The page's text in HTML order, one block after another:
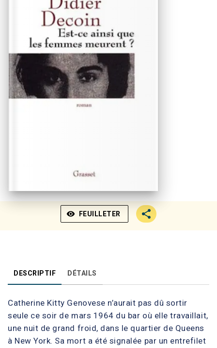
visibility FEUILLETER
DESCRIPTIF DÉTAILS
Catherine Kitty Genovese n’aurait pas dû sortir
seule ce soir de mars 1964 du bar où elle travaillait,
une nuit de grand froid, dans le quartier de Queens
à New York. Sa mort a été signalée par un entrefilet